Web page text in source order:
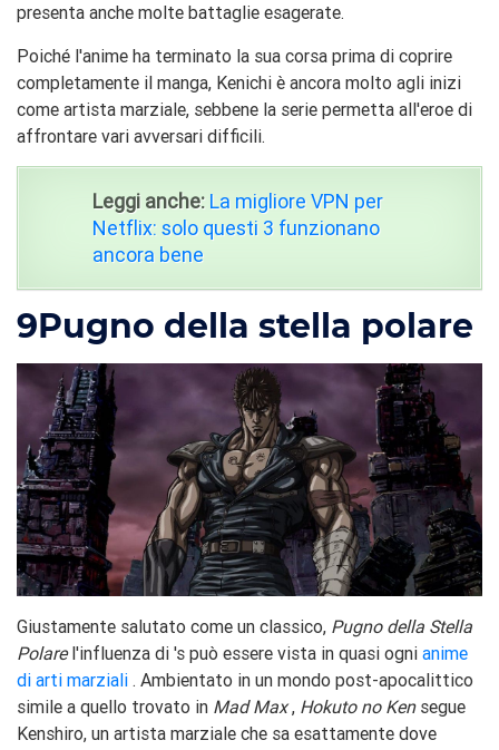
presenta anche molte battaglie esagerate.
Poiché l'anime ha terminato la sua corsa prima di coprire
completamente il manga, Kenichi è ancora molto agli inizi
come artista marziale, sebbene la serie permetta all'eroe di
affrontare vari avversari difficili.
Leggi anche: La migliore VPN per
Netflix: solo questi 3 funzionano
ancora bene
9Pugno della stella polare
Giustamente salutato come un classico, Pugno della Stella
Polarel'influenza di 's può essere vista in quasi ogni anime
di arti marziali . Ambientato in un mondo post-apocalittico
simile a quello trovato in Mad Max, Hokuto no Kensegue
Kenshiro, un artista marziale che sa esattamente dove